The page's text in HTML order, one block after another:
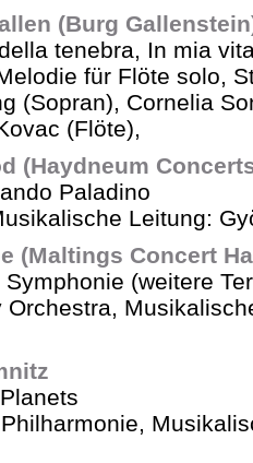
(Burg
tenebra, In mia
für Flöte solo,
(Sopran), Cornelia
(Flöte),
(Haydneum
Paladino
Leitung:
(Maltings Concert
(weitere
Orchestra,